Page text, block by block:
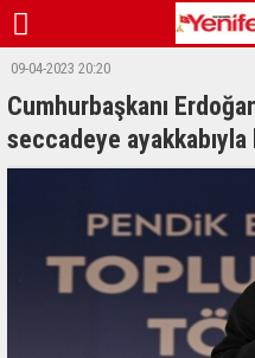
09-04-2023 20:20
Cumhurbaşkanı
seccadeye ayakkabıyla